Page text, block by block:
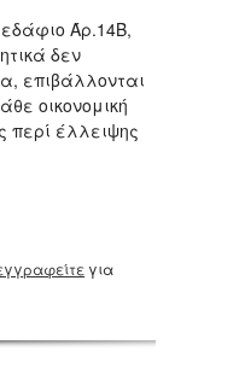
Άρ.14Β,
δεν
επιβάλλονται
οικονομική
περί έλλειψης
για